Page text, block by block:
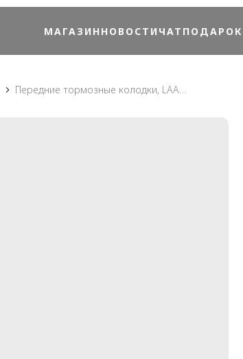
МАГАЗИН НОВОСТИ ЧАТ ПОДАРОК
Передние тормозные колодки, LAA-90000327/31-1, Li Auto L6, OEM